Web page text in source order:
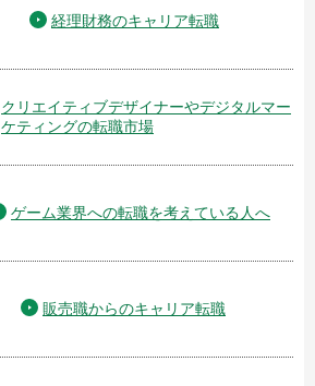
経理財務のキャリア転職
クリエイティブデザイナーやデジタルマー
ケティングの転職市場
ゲーム業界への転職を考えている人へ
販売職からのキャリア転職